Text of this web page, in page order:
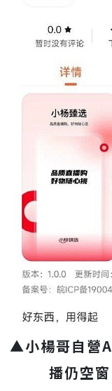
▲小楊哥自營
播仍空窗